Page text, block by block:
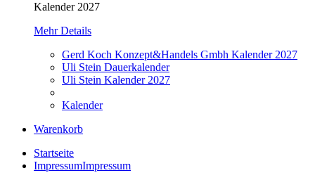
Kalender 2027
Mehr Details
Gerd Koch Konzept&Handels Gmbh Kalender 2027
Uli Stein Dauerkalender
Uli Stein Kalender 2027
Kalender
Warenkorb
Startseite
ImpressumImpressum